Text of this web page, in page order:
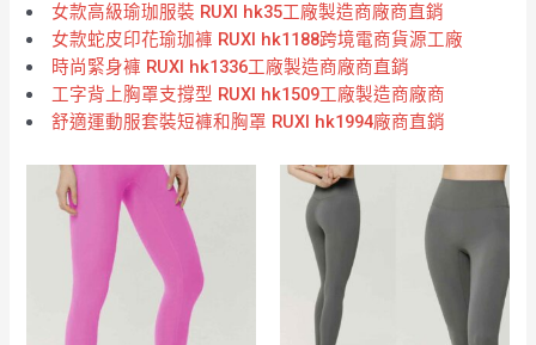
女款高級瑜珈服裝 RUXI hk35工廠製造商廠商直銷
女款蛇皮印花瑜珈褲 RUXI hk1188跨境電商貨源工廠
時尚緊身褲 RUXI hk1336工廠製造商廠商直銷
工字背上胸罩支撐型 RUXI hk1509工廠製造商廠商
舒適運動服套裝短褲和胸罩 RUXI hk1994廠商直銷